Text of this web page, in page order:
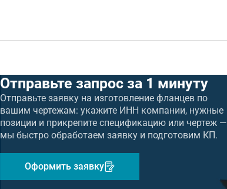
Отправьте запрос за 1 минуту
Отправьте заявку на изготовление фланцев по
вашим чертежам: укажите ИНН компании, нужные
позиции и прикрепите спецификацию или чертеж —
мы быстро обработаем заявку и подготовим КП.
Оформить заявку